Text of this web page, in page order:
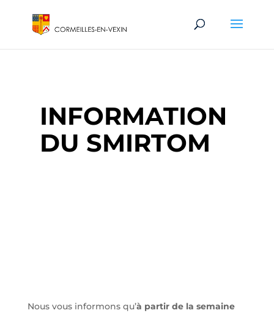
INFORMATION
DU SMIRTOM
Nous vous informons qu’à partir de la semaine